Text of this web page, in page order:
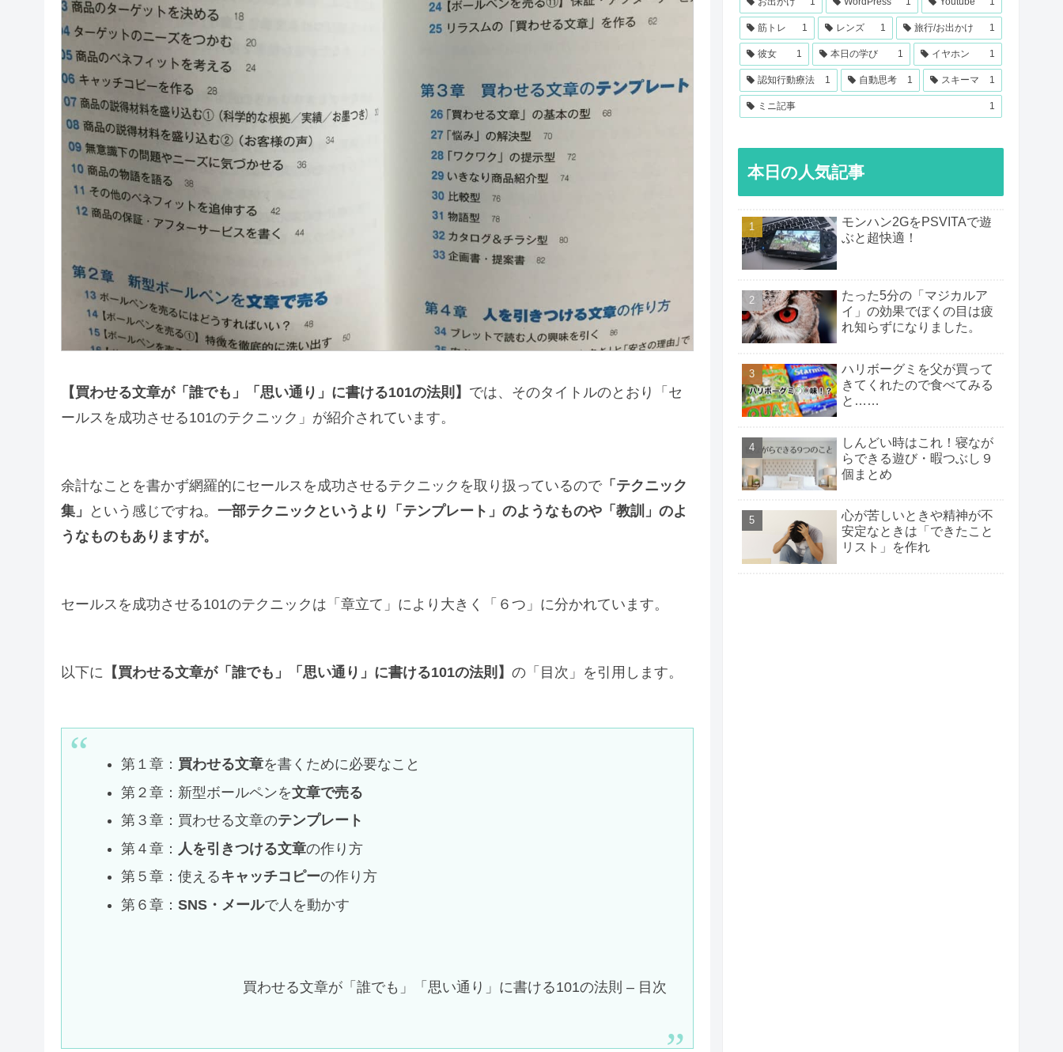
【買わせる文章が「誰でも」「思い通り」に書ける101の法則】 では、そのタイトルのとおり「セ
ールスを成功させる101のテクニック」が紹介されています。
余計なことを書かず網羅的にセールスを成功させるテクニックを取り扱っているので「テクニック
集」
という感じですね。 一部テクニックというより「テンプレート」のようなものや「教訓」のよ
うなものもありますが。
セールスを成功させる101のテクニックは「章立て」により大きく「６つ」に分かれています。
以下に 【買わせる文章が「誰でも」「思い通り」に書ける101の法則】 の「目次」を引用します。
第１章： 買わせる文章を書くために必要なこと
第２章：新型ボールペンを文章で売る
第３章：買わせる文章のテンプレート
第４章： 人を引きつける文章の作り方
第５章：使えるキャッチコピーの作り方
第６章：SNS・メールで人を動かす
買わせる文章が「誰でも」「思い通り」に書ける101の法則 – 目次
筋トレ 1 レンズ 1 旅行/お出かけ 1
彼女 1 本日の学び 1 イヤホン 1
認知行動療法 1 自動思考 1 スキーマ 1
ミニ記事 1
本日の人気記事
モンハン2GをPSVITAで遊
ぶと超快適！
たった5分の「マジカルア
イ」の効果でぼくの目は疲
れ知らずになりました。
ハリボーグミを父が買って
きてくれたので食べてみる
と……
しんどい時はこれ！寝なが
らできる遊び・暇つぶし９
個まとめ
心が苦しいときや精神が不
安定なときは「できたこと
リスト」を作れ